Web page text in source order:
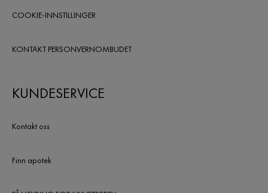
COOKIE-INNSTILLINGER
KONTAKT PERSONVERNOMBUDET
KUNDESERVICE
Kontakt oss
Finn apotek